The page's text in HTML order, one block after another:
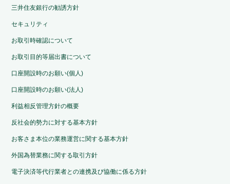
三井住友銀行の勧誘方針
セキュリティ
お取引時確認について
お取引目的等届出書について
口座開設時のお願い(個人)
口座開設時のお願い(法人)
利益相反管理方針の概要
反社会的勢力に対する基本方針
お客さま本位の業務運営に関する基本方針
外国為替業務に関する取引方針
電子決済等代行業者との連携及び協働に係る方針